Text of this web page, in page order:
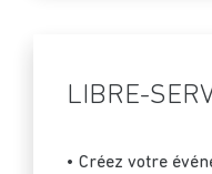
LIBRE-
• Créez votre